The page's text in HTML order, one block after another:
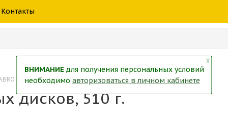
Контакты
тормозных дисков, 510 г.
дисков, 510 г.
╳
ВНИМАНИЕдля получения персональных условий
необходимо авторизоваться в личном кабинете